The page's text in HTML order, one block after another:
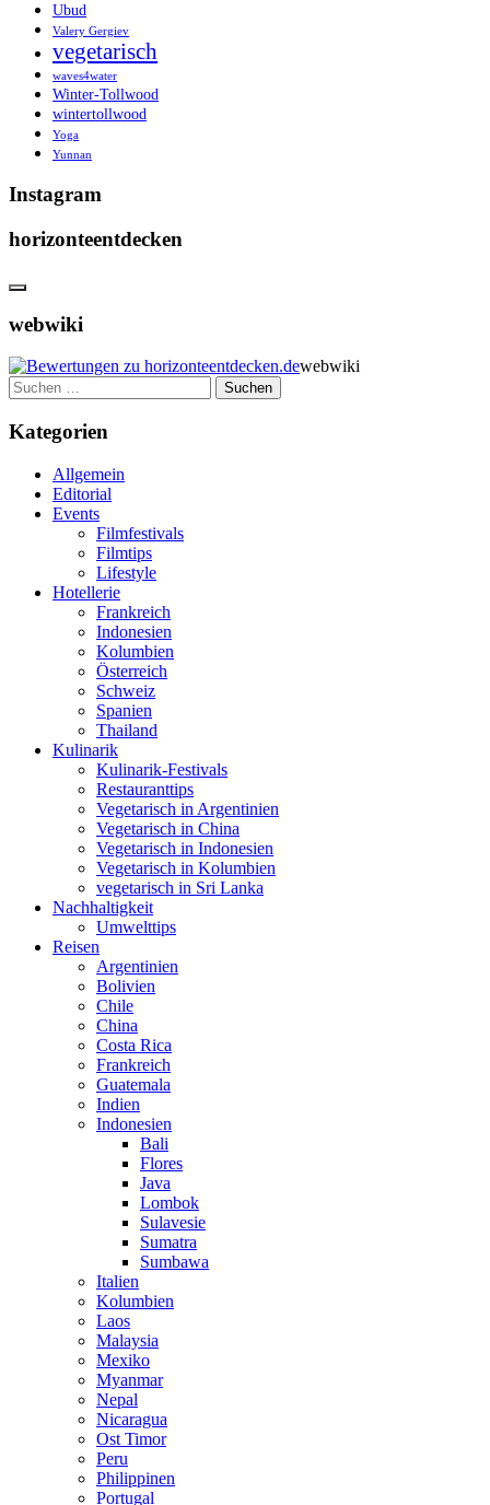
Ubud
Valery Gergiev
vegetarisch
waves4water
Winter-Tollwood
wintertollwood
Yoga
Yunnan
Instagram
horizonteentdecken
webwiki
webwiki
Suchen
nach:
Kategorien
Allgemein
Editorial
Events
Filmfestivals
Filmtips
Lifestyle
Hotellerie
Frankreich
Indonesien
Kolumbien
Österreich
Schweiz
Spanien
Thailand
Kulinarik
Kulinarik-Festivals
Restauranttips
Vegetarisch in Argentinien
Vegetarisch in China
Vegetarisch in Indonesien
Vegetarisch in Kolumbien
vegetarisch in Sri Lanka
Nachhaltigkeit
Umwelttips
Reisen
Argentinien
Bolivien
Chile
China
Costa Rica
Frankreich
Guatemala
Indien
Indonesien
Bali
Flores
Java
Lombok
Sulavesie
Sumatra
Sumbawa
Italien
Kolumbien
Laos
Malaysia
Mexiko
Myanmar
Nepal
Nicaragua
Ost Timor
Peru
Philippinen
Portugal